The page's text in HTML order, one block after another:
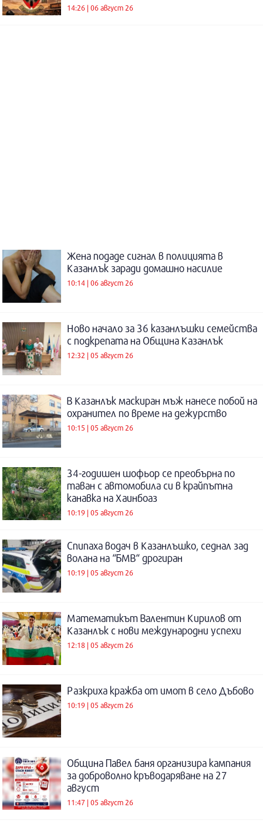
14:26 | 06 август 26
Жена подаде сигнал в полицията в
Казанлък заради домашно насилие
10:14 | 06 август 26
Ново начало за 36 казанлъшки семейства
с подкрепата на Община Казанлък
12:32 | 05 август 26
В Казанлък маскиран мъж нанесе побой на
охранител по време на дежурство
10:15 | 05 август 26
34-годишен шофьор се преобърна по
таван с автомобила си в крайпътна
канавка на Хаинбоаз
10:19 | 05 август 26
Спипаха водач в Казанлъшко, седнал зад
волана на “БМВ“ дрогиран
10:19 | 05 август 26
Математикът Валентин Кирилов от
Казанлък с нови международни успехи
12:18 | 05 август 26
Разкриха кражба от имот в село Дъбово
10:19 | 05 август 26
Община Павел баня организира кампания
за доброволно кръводаряване на 27
август
11:47 | 05 август 26